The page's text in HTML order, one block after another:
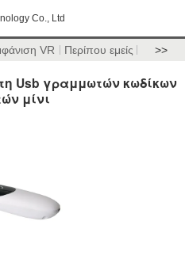
Co., Ltd
VR Περίπου εμείς >>
Usb γραμμωτών κωδίκων
μίνι